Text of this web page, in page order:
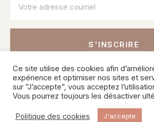
Inscrivez-vous pour connaître nos
produits et recevoir des conseils de
© 2026 SKINPURE Inc – Tous droits
Ce site utilise des cookies afin
expérience et optimiser nos sites et
sur ”J’accepte”, vous acceptez
Vous pourrez toujours les désactiver
Politique des cookies J'accepte